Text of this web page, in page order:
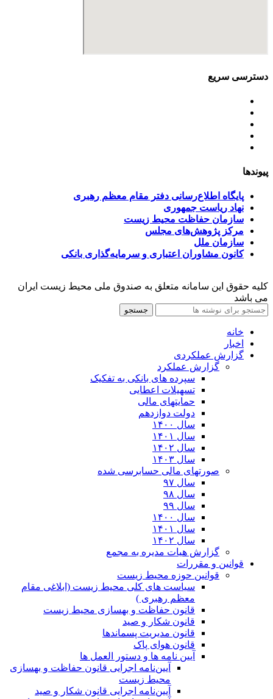
دسترسی سریع
پیوندها
پایگاه اطلاع‌رسانی دفتر مقام معظم رهبری
نهاد ریاست جمهوری
سازمان حفاظت محیط زیست
مرکز پژوهش‌های مجلس
سازمان ملل
کانون مشاوران اعتباری و سرمایه‌گذاری بانکی
کلیه حقوق این سامانه متعلق به صندوق ملی محیط زیست ایران
می باشد
جستجو
خانه
اخبار
گزارش عملکردی
گزارش عملکرد
سپرده های بانکی به تفکیک
تسهیلات اعطایی
حمایتهای مالی
دولت دوازدهم
سال ۱۴۰۰
سال ۱۴۰۱
سال ۱۴۰۲
سال ۱۴۰۳
صورتهای مالی حسابرسی شده
سال ۹۷
سال ۹۸
سال ۹۹
سال ۱۴۰۰
سال ۱۴۰۱
سال ۱۴۰۲
گزارش هیات مدیره به مجمع
قوانین و مقررات
قوانین حوزه محیط زیست
ﺳﯿﺎﺳﺖ ﻫﺎی ﮐﻠﯽ ﻣﺤﯿﻂ زﯾﺴﺖ (ابلاغی مقام
معظم رهبری )
قانون حفاظت و بهسازی محیط زیست
قانون شکار و صید
قانون مدیریت پسماندها
قانون هوای پاک
آیین نامه ها و دستور العمل ها
آیین‌نامه اجرایی قانون حفاظت و بهسازی
محیط زیست
آیین‌نامه اجرایی قانون شکار و صید